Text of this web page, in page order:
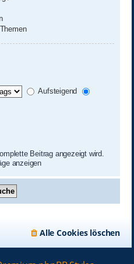
Aufsteigend
Beitrag angezeigt wird.
anzeigen
Alle Cookies löschen